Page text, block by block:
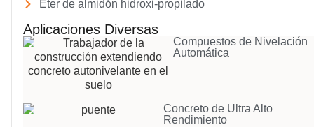
Éter de almidón hidroxi-propilado
Aplicaciones Diversas
Compuestos de Nivelación
Automática
Concreto de Ultra Alto
Rendimiento